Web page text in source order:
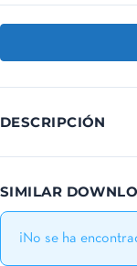
DESCRIPCIÓN
SIMILAR
¡No se ha